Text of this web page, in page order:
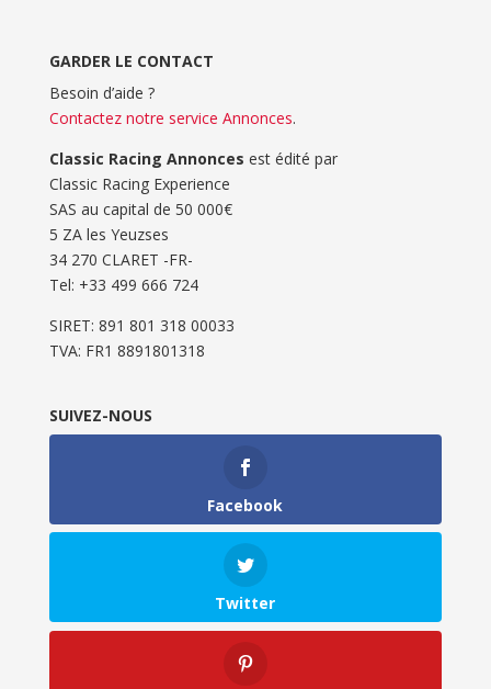
GARDER LE CONTACT
Besoin d’aide ?
Contactez notre service Annonces.
Classic Racing Annonces est édité par
Classic Racing Experience
SAS au capital de 50 000€
5 ZA les Yeuzses
34 270 CLARET -FR-
Tel: ‭+33 499 666 724‬
SIRET: 891 801 318 00033
TVA: FR1 8891801318
SUIVEZ-NOUS
Facebook
Twitter